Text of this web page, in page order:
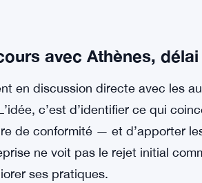
mais aussi en termes d’image.
directement dans cette logique.
les raisons du rejet initial. Les
confirme pas le rejet.
pour répondre à toutes les